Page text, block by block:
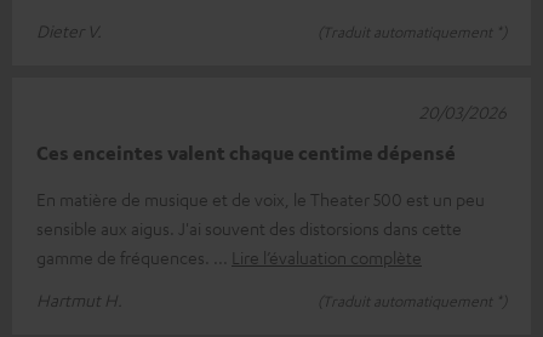
Dieter V.
(Traduit automatiquement *)
Ces enceintes valent chaque centime dépensé
En matière de musique et de voix, le Theater 500 est un peu
sensible aux aigus. J'ai souvent des distorsions dans cette
gamme de fréquences.
Lire l’évaluation complète
Hartmut H.
(Traduit automatiquement *)
20/03/2026